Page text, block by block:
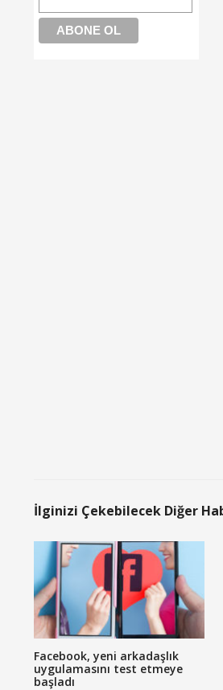
İlginizi Çekebilecek Diğer
Facebook, yeni arkadaşlık
uygulamasını test etmeye
başladı